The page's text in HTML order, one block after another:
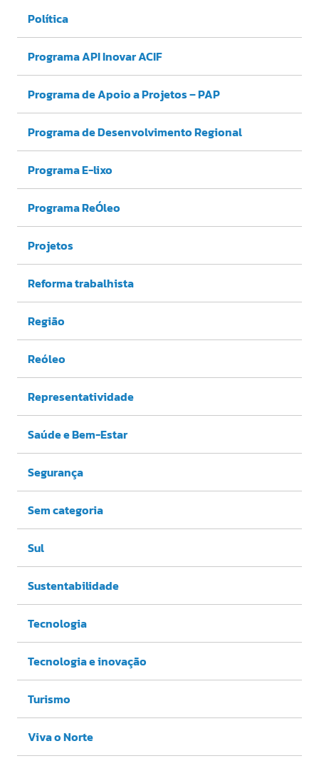
Política
Programa API Inovar ACIF
Programa de Apoio a Projetos – PAP
Programa de Desenvolvimento Regional
Programa E-lixo
Programa ReÓleo
Projetos
Reforma trabalhista
Região
Reóleo
Representatividade
Saúde e Bem-Estar
Segurança
Sem categoria
Sul
Sustentabilidade
Tecnologia
Tecnologia e inovação
Turismo
Viva o Norte